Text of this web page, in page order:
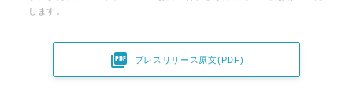
します。
 プレスリリース原文(PDF)